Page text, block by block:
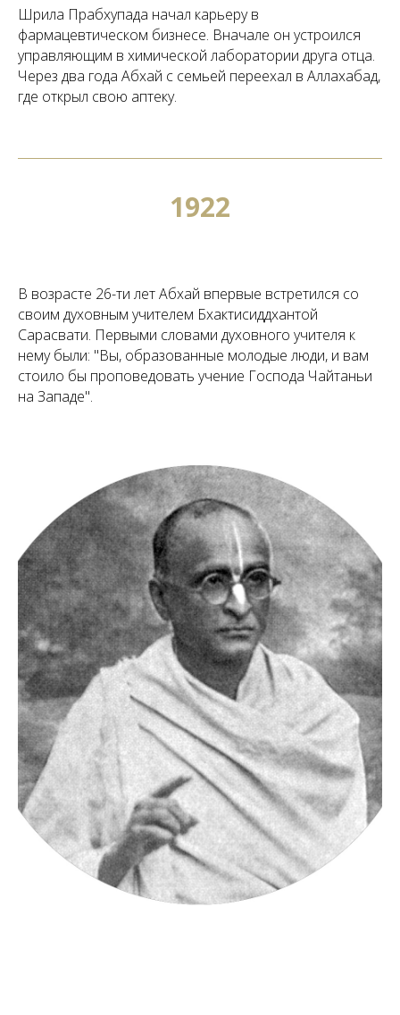
Шрила Прабхупада начал карьеру в
фармацевтическом бизнесе. Вначале он устроился
управляющим в химической лаборатории друга отца.
Через два года Абхай с семьей переехал в Аллахабад,
где открыл свою аптеку.
1922
В возрасте 26-ти лет Абхай впервые встретился со
своим духовным учителем Бхактисиддхантой
Сарасвати. Первыми словами духовного учителя к
нему были: "Вы, образованные молодые люди, и вам
стоило бы проповедовать учение Господа Чайтаньи
на Западе".